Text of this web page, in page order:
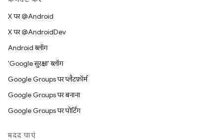
X पर @Android
X पर @AndroidDev
Android ब्लॉग
'Google सुरक्षा' ब्लॉग
Google Groups पर प्लैटफ़ॉर्म
Google Groups पर बनाना
Google Groups पर पोर्टिंग
मदद पाएं